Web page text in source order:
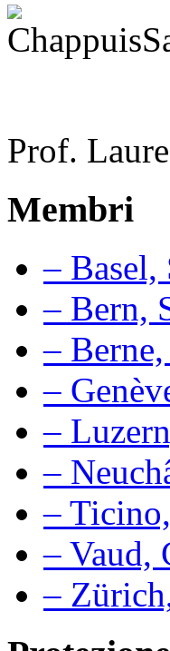
Prof.
Membri
– Basel,
– Bern,
–
–
–
–
–
– Vaud,
–